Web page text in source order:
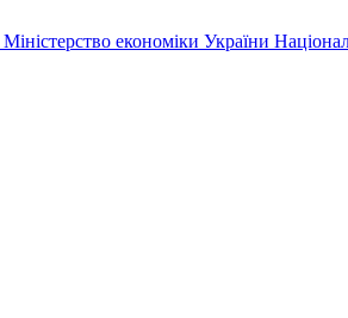
Міністерство економіки України